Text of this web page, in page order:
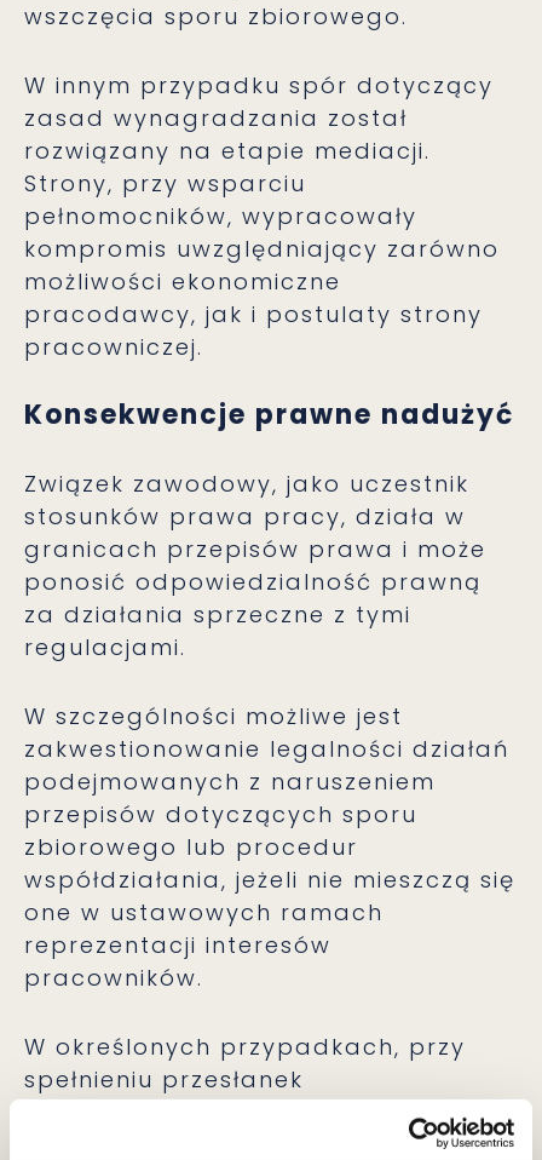
wszczęcia sporu zbiorowego.
W innym przypadku spór dotyczący
zasad wynagradzania został
rozwiązany na etapie mediacji.
Strony, przy wsparciu
pełnomocników, wypracowały
kompromis uwzględniający zarówno
możliwości ekonomiczne
pracodawcy, jak i postulaty strony
pracowniczej.
Konsekwencje prawne nadużyć
Związek zawodowy, jako uczestnik
stosunków prawa pracy, działa w
granicach przepisów prawa i może
ponosić odpowiedzialność prawną
za działania sprzeczne z tymi
regulacjami.
W szczególności możliwe jest
zakwestionowanie legalności działań
podejmowanych z naruszeniem
przepisów dotyczących sporu
zbiorowego lub procedur
współdziałania, jeżeli nie mieszczą się
one w ustawowych ramach
reprezentacji interesów
pracowników.
W określonych przypadkach, przy
spełnieniu przesłanek
dopuszczalne jest także dochodzenie